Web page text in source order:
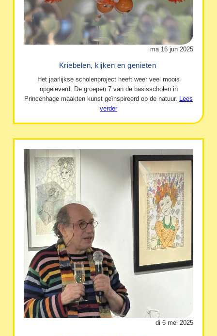
ma 16 jun 2025
Kriebelen, kijken en genieten
Het jaarlijkse scholenproject heeft weer veel moois
opgeleverd. De groepen 7 van de basisscholen in
Princenhage maakten kunst geïnspireerd op de natuur. Lees
verder
di 6 mei 2025